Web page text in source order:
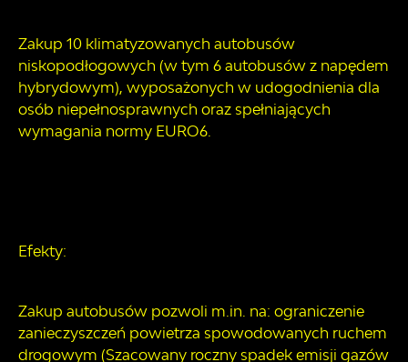
Zakup 10 klimatyzowanych autobusów
niskopodłogowych (w tym 6 autobusów z napędem
hybrydowym), wyposażonych w udogodnienia dla
osób niepełnosprawnych oraz spełniających
wymagania normy EURO6.
Efekty:
Zakup autobusów pozwoli m.in. na: ograniczenie
zanieczyszczeń powietrza spowodowanych ruchem
drogowym (Szacowany roczny spadek emisji gazów